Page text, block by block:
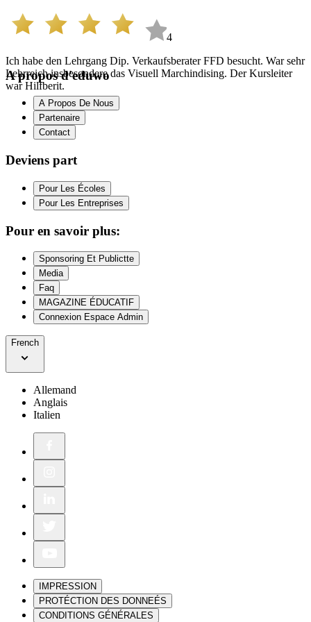
4
Ich habe den Lehrgang Dip. Verkaufsberater FFD besucht. War sehr
Lehrreich insbesondere das Visuell Marchindising. Der Kursleiter
war Hilfberit.
A propos d'eduwo
A Propos De Nous
Partenaire
Contact
Deviens part
Pour Les Écoles
Pour Les Entreprises
Pour en savoir plus:
Sponsoring Et Publictte
Media
Faq
MAGAZINE ÉDUCATIF
Connexion Espace Admin
French
Allemand
Anglais
Italien
IMPRESSION
PROTÉCTION DES DONNEÉS
CONDITIONS GÉNÉRALES